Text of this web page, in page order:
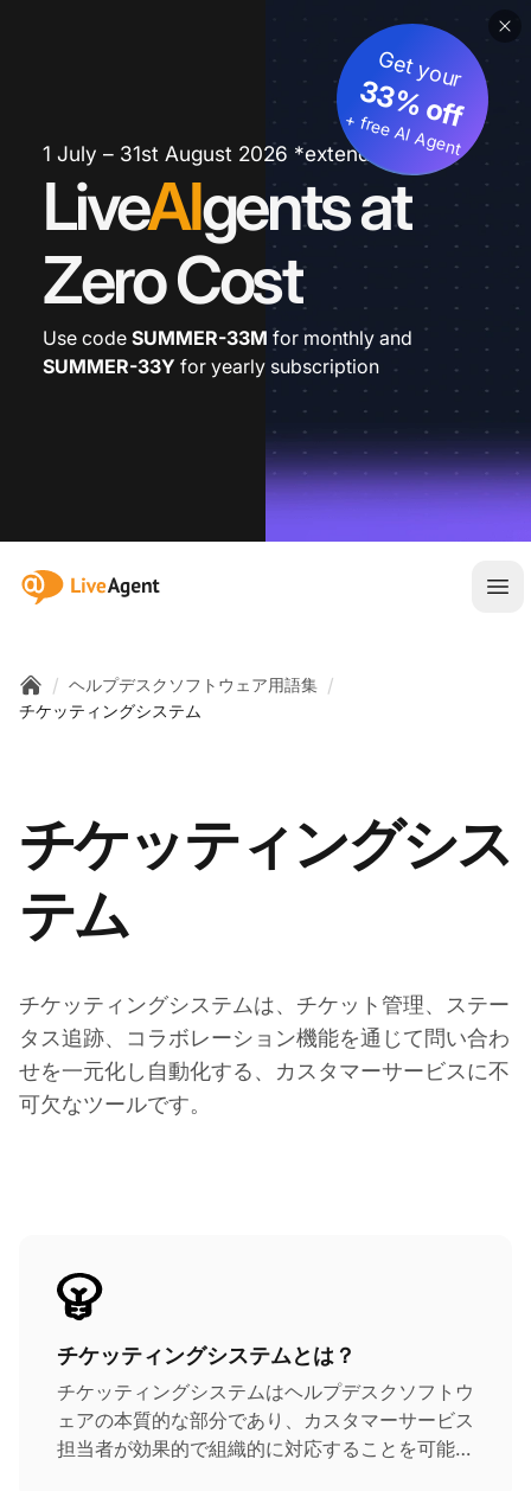
1 July – 31st August 2026 *extended
LiveAIgents at
Zero Cost
Get your
33% off
+ free AI Agent
Use code SUMMER-33M for monthly and
SUMMER-33Y for yearly subscription
:site.title
メ
Home
/ ヘルプデスクソフトウェア用語集 /
チケッティングシステム
チケッティングシス
テム
チケッティングシステムは、チケット管理、ステー
タス追跡、コラボレーション機能を通じて問い合わ
せを一元化し自動化する、カスタマーサービスに不
可欠なツールです。
チケッティングシステムとは？
チケッティングシステムはヘルプデスクソフトウ
ェアの本質的な部分であり、カスタマーサービス
担当者が効果的で組織的に対応することを可能に